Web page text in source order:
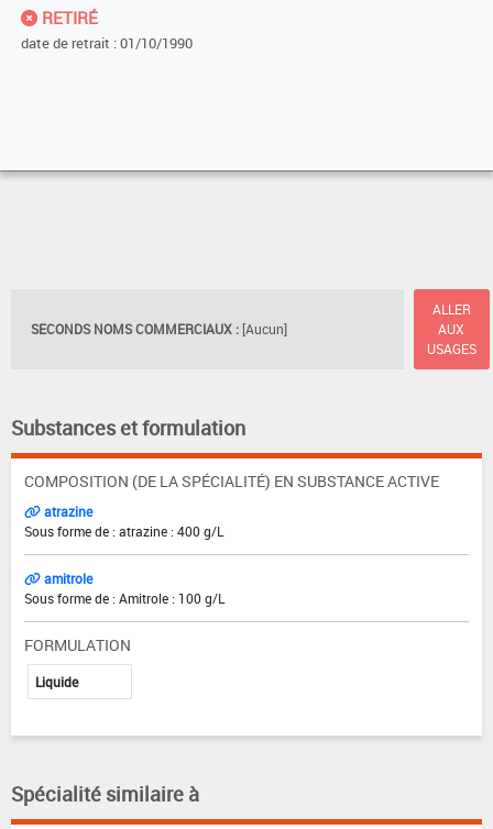
RETIRÉ
date de retrait : 01/10/1990
SECONDS NOMS COMMERCIAUX : [Aucun]
ALLER
AUX
USAGES
Substances et formulation
COMPOSITION (DE LA SPÉCIALITÉ) EN SUBSTANCE ACTIVE
atrazine
Sous forme de : atrazine : 400 g/L
amitrole
Sous forme de : Amitrole : 100 g/L
FORMULATION
Liquide
Spécialité similaire à